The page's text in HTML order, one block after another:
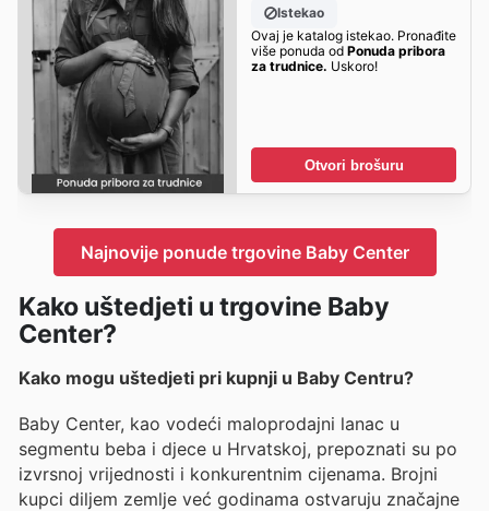
Istekao
Ovaj je katalog istekao. Pronađite
više ponuda od Ponuda pribora
za trudnice. Uskoro!
Otvori brošuru
Najnovije ponude trgovine Baby Center
Kako uštedjeti u trgovine Baby
Center?
Kako mogu uštedjeti pri kupnji u Baby Centru?
Baby Center, kao vodeći maloprodajni lanac u
segmentu beba i djece u Hrvatskoj, prepoznati su po
izvrsnoj vrijednosti i konkurentnim cijenama. Brojni
kupci diljem zemlje već godinama ostvaruju značajne